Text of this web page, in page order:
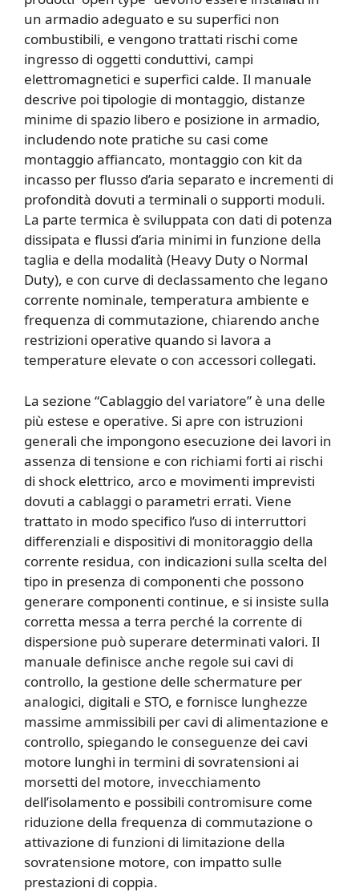
un armadio adeguato e su superfici non
combustibili, e vengono trattati rischi come
ingresso di oggetti conduttivi, campi
elettromagnetici e superfici calde. Il manuale
descrive poi tipologie di montaggio, distanze
minime di spazio libero e posizione in armadio,
includendo note pratiche su casi come
montaggio affiancato, montaggio con kit da
incasso per flusso d’aria separato e incrementi di
profondità dovuti a terminali o supporti moduli.
La parte termica è sviluppata con dati di potenza
dissipata e flussi d’aria minimi in funzione della
taglia e della modalità (Heavy Duty o Normal
Duty), e con curve di declassamento che legano
corrente nominale, temperatura ambiente e
frequenza di commutazione, chiarendo anche
restrizioni operative quando si lavora a
temperature elevate o con accessori collegati.
La sezione “Cablaggio del variatore” è una delle
più estese e operative. Si apre con istruzioni
generali che impongono esecuzione dei lavori in
assenza di tensione e con richiami forti ai rischi
di shock elettrico, arco e movimenti imprevisti
dovuti a cablaggi o parametri errati. Viene
trattato in modo specifico l’uso di interruttori
differenziali e dispositivi di monitoraggio della
corrente residua, con indicazioni sulla scelta del
tipo in presenza di componenti che possono
generare componenti continue, e si insiste sulla
corretta messa a terra perché la corrente di
dispersione può superare determinati valori. Il
manuale definisce anche regole sui cavi di
controllo, la gestione delle schermature per
analogici, digitali e STO, e fornisce lunghezze
massime ammissibili per cavi di alimentazione e
controllo, spiegando le conseguenze dei cavi
motore lunghi in termini di sovratensioni ai
morsetti del motore, invecchiamento
dell’isolamento e possibili contromisure come
riduzione della frequenza di commutazione o
attivazione di funzioni di limitazione della
sovratensione motore, con impatto sulle
prestazioni di coppia.